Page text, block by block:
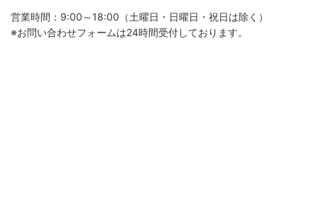
営業時間：9:00～18:00（土曜日・日曜日・祝日は除く）
※お問い合わせフォームは24時間受付しております。